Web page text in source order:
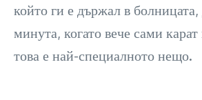
който ги е държал в
минута, когато вече сами
това е най-специалното нещо.